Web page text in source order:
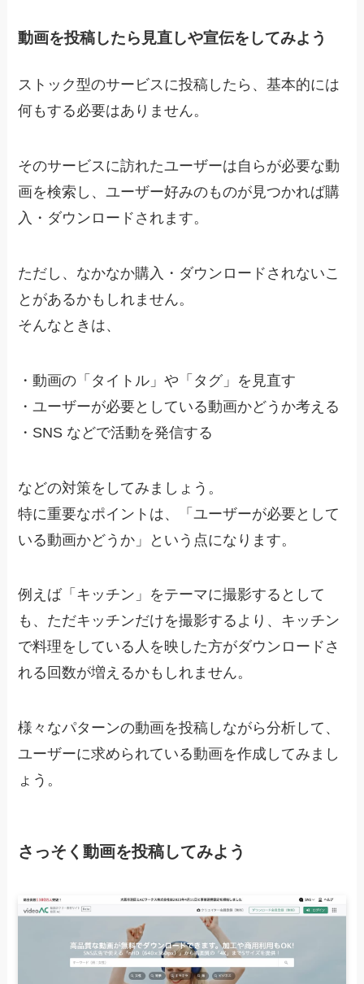
動画を投稿したら見直しや宣伝をしてみよう
ストック型のサービスに投稿したら、基本的には
何もする必要はありません。
そのサービスに訪れたユーザーは自らが必要な動
画を検索し、ユーザー好みのものが見つかれば購
入・ダウンロードされます。
ただし、なかなか購入・ダウンロードされないこ
とがあるかもしれません。
そんなときは、
・動画の「タイトル」や「タグ」を見直す
・ユーザーが必要としている動画かどうか考える
・ SNS などで活動を発信する
などの対策をしてみましょう。
特に重要なポイントは、「ユーザーが必要として
いる動画かどうか」という点になります。
例えば「キッチン」をテーマに撮影するとして
も、ただキッチンだけを撮影するより、キッチン
で料理をしている人を映した方がダウンロードさ
れる回数が増えるかもしれません。
様々なパターンの動画を投稿しながら分析して、
ユーザーに求められている動画を作成してみまし
ょう。
さっそく動画を投稿してみよう